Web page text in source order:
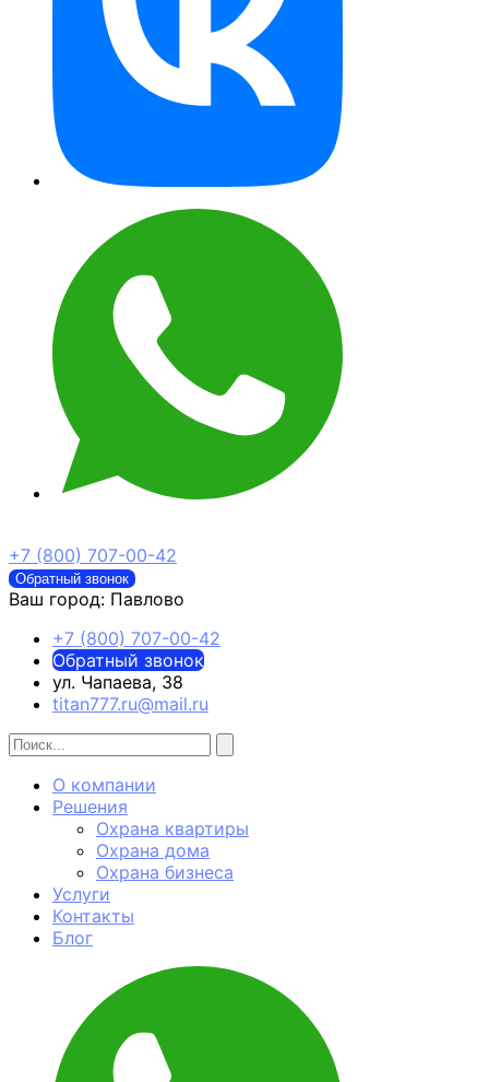
+7 (800) 707-00-42
Обратный звонок
Ваш город: Павлово
+7 (800) 707-00-42
Обратный звонок
ул. Чапаева, 38
titan777.ru@mail.ru
О компании
Решения
Охрана квартиры
Охрана дома
Охрана бизнеса
Услуги
Контакты
Блог